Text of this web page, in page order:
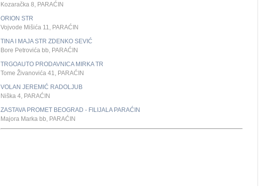
Kozaračka 8, PARAĆIN
ORION STR
Vojvode Mišića 11, PARAĆIN
TINA I MAJA STR ZDENKO SEVIĆ
Bore Petrovića bb, PARAĆIN
TRGOAUTO PRODAVNICA MIRKA TR
Tome Živanovića 41, PARAĆIN
VOLAN JEREMIĆ RADOLJUB
Niška 4, PARAĆIN
ZASTAVA PROMET BEOGRAD - FILIJALA PARAĆIN
Majora Marka bb, PARAĆIN